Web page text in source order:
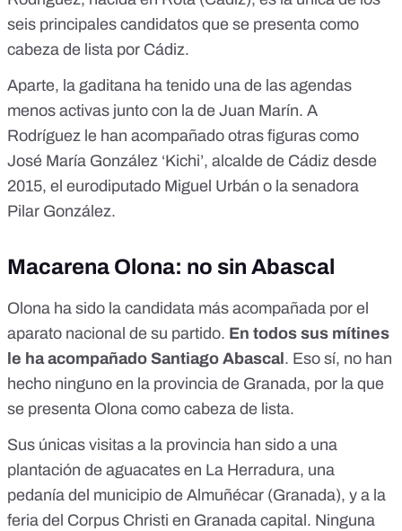
seis principales candidatos que se presenta como
cabeza de lista por Cádiz.
Aparte, la gaditana ha tenido una de las agendas
menos activas junto con la de Juan Marín. A
Rodríguez le han acompañado otras figuras como
José María González ‘Kichi’, alcalde de Cádiz desde
2015, el eurodiputado Miguel Urbán o la senadora
Pilar González.
Macarena Olona: no sin Abascal
Olona ha sido la candidata más acompañada por el
aparato nacional de su partido. En todos sus mítines
le ha acompañado Santiago Abascal . Eso sí, no han
hecho ninguno en la provincia de Granada, por la que
se presenta Olona como cabeza de lista.
Sus únicas visitas a la provincia han sido a una
plantación de aguacates en La Herradura, una
pedanía del municipio de Almuñécar (Granada), y a la
feria del Corpus Christi en Granada capital. Ninguna